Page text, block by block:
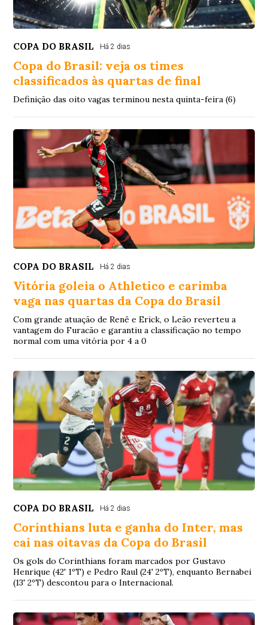
COPA DO BRASIL Há 2 dias
Copa do Brasil: veja os times
classificados às quartas de final
Definição das oito vagas terminou nesta quinta-feira (6)
COPA DO BRASIL Há 2 dias
Vitória goleia o Athletico e carimba
vaga nas quartas da Copa do Brasil
Com grande atuação de Renê e Erick, o Leão reverteu a
vantagem do Furacão e garantiu a classificação no tempo
normal com uma vitória por 4 a 0
COPA DO BRASIL Há 2 dias
Corinthians luta e ganha do Inter, mas
cai nas oitavas da Copa do Brasil
Os gols do Corinthians foram marcados por Gustavo
Henrique (42' 1ºT) e Pedro Raul (24' 2ºT), enquanto Bernabei
(13' 2ºT) descontou para o Internacional.